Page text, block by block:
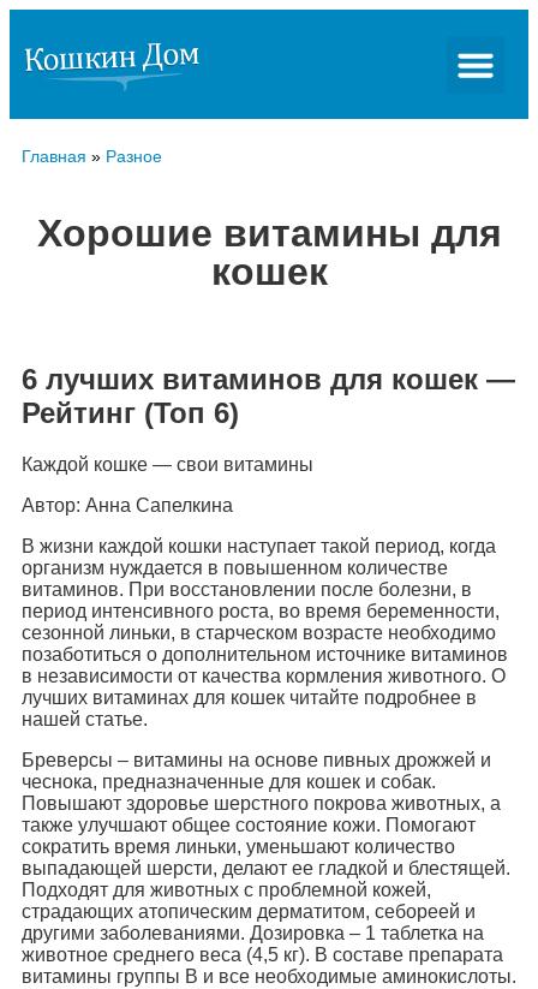
Главная » Разное
Хорошие витамины для
кошек
6 лучших витаминов для кошек —
Рейтинг (Топ 6)
Каждой кошке — свои витамины
Автор: Анна Сапелкина
В жизни каждой кошки наступает такой период, когда
организм нуждается в повышенном количестве
витаминов. При восстановлении после болезни, в
период интенсивного роста, во время беременности,
сезонной линьки, в старческом возрасте необходимо
позаботиться о дополнительном источнике витаминов
в независимости от качества кормления животного. О
лучших витаминах для кошек читайте подробнее в
нашей статье.
Бреверсы – витамины на основе пивных дрожжей и
чеснока, предназначенные для кошек и собак.
Повышают здоровье шерстного покрова животных, а
также улучшают общее состояние кожи. Помогают
сократить время линьки, уменьшают количество
выпадающей шерсти, делают ее гладкой и блестящей.
Подходят для животных с проблемной кожей,
страдающих атопическим дерматитом, себореей и
другими заболеваниями. Дозировка – 1 таблетка на
животное среднего веса (4,5 кг). В составе препарата
витамины группы В и все необходимые аминокислоты.